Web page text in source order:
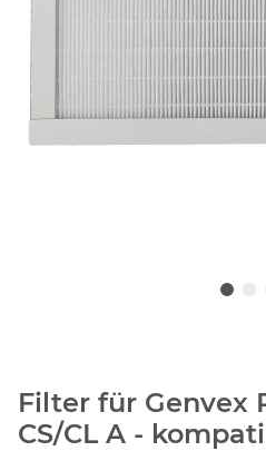
Filter für Genvex
CS/CL A -